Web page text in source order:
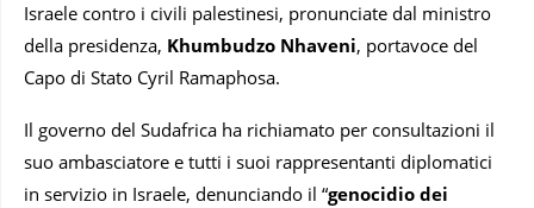
Israele contro i civili palestinesi, pronunciate dal ministro
della presidenza, Khumbudzo Nhaveni, portavoce del
Capo di Stato Cyril Ramaphosa.
Il governo del Sudafrica ha richiamato per consultazioni il
suo ambasciatore e tutti i suoi rappresentanti diplomatici
in servizio in Israele, denunciando il “genocidio dei